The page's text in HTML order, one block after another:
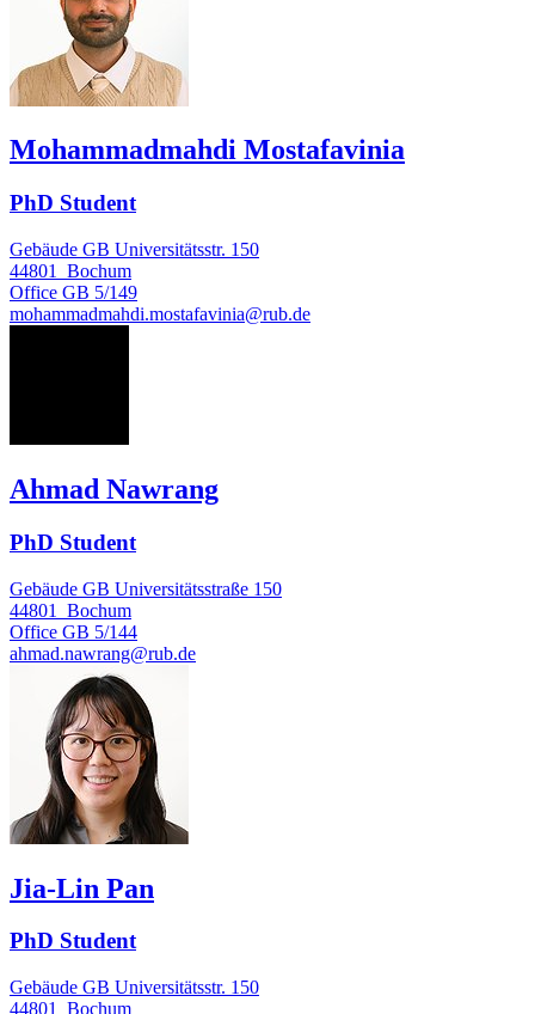
Mohammadmahdi Mostafavinia
PhD Student
Gebäude GB Universitätsstr. 150
44801
Bochum
Office GB 5/149
mohammadmahdi.mostafavinia@rub.de
Ahmad Nawrang
PhD Student
Gebäude GB Universitätsstraße 150
44801
Bochum
Office GB 5/144
ahmad.nawrang@rub.de
Jia-Lin Pan
PhD Student
Gebäude GB Universitätsstr. 150
44801
Bochum